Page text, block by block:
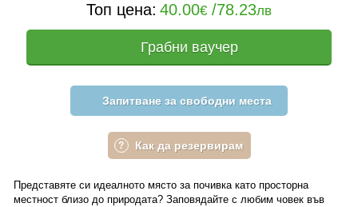
Топ цена: 40.00€ /78.23лв
Грабни ваучер
Запитване за свободни места
Как да резервирам
Представяте си идеалното място за почивка като просторна
местност близо до природата? Заповядайте с любим човек във